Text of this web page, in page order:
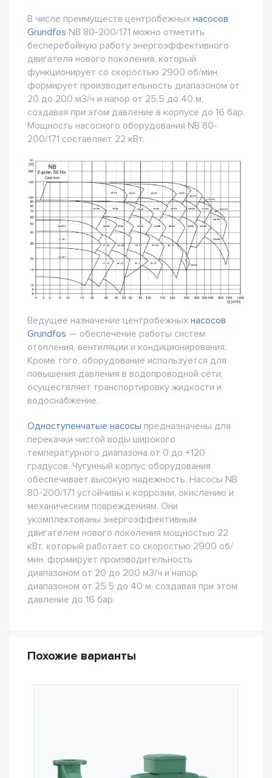
В числе преимуществ центробежных насосов
Grundfos NB 80-200/171 можно отметить
бесперебойную работу энергоэффективного
двигателя нового поколения, который
функционирует со скоростью 2900 об/мин,
формирует производительность диапазоном от
20 до 200 м3/ч и напор от 25.5 до 40 м,
создавая при этом давление в корпусе до 16 бар.
Мощность насосного оборудования NB 80-
200/171 составляет 22 кВт.
Ведущее назначение центробежных насосов
Grundfos — обеспечение работы систем
отопления, вентиляции и кондиционирования.
Кроме того, оборудование используется для
повышения давления в водопроводной сети,
осуществляет транспортировку жидкости и
водоснабжение.
Одноступенчатые насосы предназначены для
перекачки чистой воды широкого
температурного диапазона от 0 до +120
градусов. Чугунный корпус оборудования
обеспечивает высокую надежность. Насосы NB
80-200/171 устойчивы к коррозии, окислению и
механическим повреждениям. Они
укомплектованы энергоэффективным
двигателем нового поколения мощностью 22
кВт, который работает со скоростью 2900 об/
мин, формирует производительность
диапазоном от 20 до 200 м3/ч и напор
диапазоном от 25.5 до 40 м, создавая при этом
давление до 16 бар.
Похожие варианты